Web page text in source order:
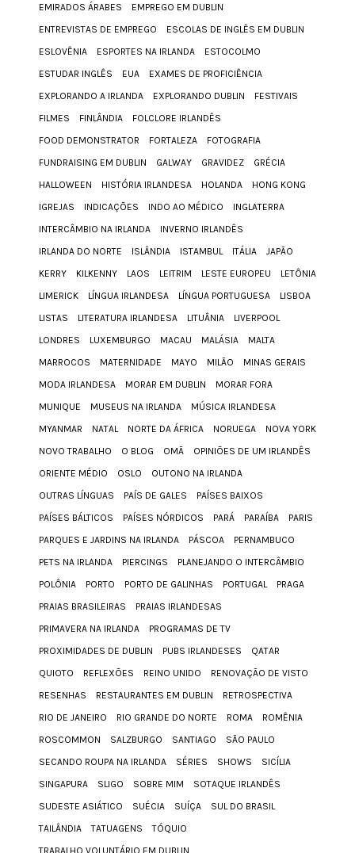
EMIRADOS ÁRABES
EMPREGO EM DUBLIN
ENTREVISTAS DE EMPREGO
ESCOLAS DE INGLÊS EM DUBLIN
ESLOVÊNIA
ESPORTES NA IRLANDA
ESTOCOLMO
ESTUDAR INGLÊS
EUA
EXAMES DE PROFICIÊNCIA
EXPLORANDO A IRLANDA
EXPLORANDO DUBLIN
FESTIVAIS
FILMES
FINLÂNDIA
FOLCLORE IRLANDÊS
FOOD DEMONSTRATOR
FORTALEZA
FOTOGRAFIA
FUNDRAISING EM DUBLIN
GALWAY GRAVIDEZ
GRÉCIA
HALLOWEEN
HISTÓRIA IRLANDESA HOLANDA
HONG KONG
IGREJAS
INDICAÇÕES INDO AO MÉDICO
INGLATERRA
INTERCÂMBIO NA IRLANDA
INVERNO IRLANDÊS
IRLANDA DO NORTE
ISLÂNDIA ISTAMBUL ITÁLIA
JAPÃO
KERRY
KILKENNY LAOS LEITRIM LESTE EUROPEU
LETÔNIA
LIMERICK
LÍNGUA IRLANDESA LÍNGUA PORTUGUESA
LISBOA
LISTAS
LITERATURA IRLANDESA LITUÂNIA
LIVERPOOL
LONDRES
LUXEMBURGO MACAU MALÁSIA
MALTA
MARROCOS
MATERNIDADE MAYO MILÃO
MINAS GERAIS
MODA IRLANDESA
MORAR EM DUBLIN
MORAR FORA
MUNIQUE
MUSEUS NA IRLANDA
MÚSICA IRLANDESA
MYANMAR
NATAL NORTE DA ÁFRICA NORUEGA
NOVA YORK
NOVO TRABALHO
O BLOG OMÃ
OPINIÕES DE UM IRLANDÊS
ORIENTE MÉDIO
OSLO
OUTONO NA IRLANDA
OUTRAS LÍNGUAS
PAÍS DE GALES
PAÍSES BAIXOS
PAÍSES BÁLTICOS
PAÍSES NÓRDICOS PARÁ PARAÍBA
PARIS
PARQUES E JARDINS NA IRLANDA
PÁSCOA
PERNAMBUCO
PETS NA IRLANDA
PIERCINGS
PLANEJANDO O INTERCÂMBIO
POLÔNIA
PORTO PORTO DE GALINHAS PORTUGAL
PRAGA
PRAIAS BRASILEIRAS
PRAIAS IRLANDESAS
PRIMAVERA NA IRLANDA
PROGRAMAS DE TV
PROXIMIDADES DE DUBLIN
PUBS IRLANDESES
QATAR
QUIOTO
REFLEXÕES REINO UNIDO
RENOVAÇÃO DE VISTO
RESENHAS
RESTAURANTES EM DUBLIN
RETROSPECTIVA
RIO DE JANEIRO
RIO GRANDE DO NORTE ROMA
ROMÊNIA
ROSCOMMON
SALZBURGO SANTIAGO
SÃO PAULO
SECANDO ROUPA NA IRLANDA
SÉRIES SHOWS
SICÍLIA
SINGAPURA
SLIGO SOBRE MIM
SOTAQUE IRLANDÊS
SUDESTE ASIÁTICO
SUÉCIA SUÍÇA
SUL DO BRASIL
TAILÂNDIA
TATUAGENS
TÓQUIO
TRABALHO VOLUNTÁRIO EM DUBLIN